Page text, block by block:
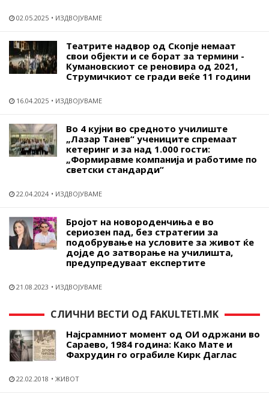
02.05.2025 ИЗДВОЈУВАМЕ
Театрите надвор од Скопје немаат
свои објекти и се борат за термини -
Кумановскиот се реновира од 2021,
Струмичкиот се гради веќе 11 години
16.04.2025 ИЗДВОЈУВАМЕ
Во 4 кујни во средното училиште
„Лазар Танев“ учениците спремаат
кетеринг и за над 1.000 гости:
„Формиравме компанија и работиме по
светски стандарди“
22.04.2024 ИЗДВОЈУВАМЕ
Бројот на новороденчиња е во
сериозен пад, без стратегии за
подобрување на условите за живот ќе
дојде до затворање на училишта,
предупредуваат експертите
21.08.2023 ИЗДВОЈУВАМЕ
СЛИЧНИ ВЕСТИ ОД FAKULTETI.MK
Најсрамниот момент од ОИ одржани во
Сараево, 1984 година: Како Мате и
Фахрудин го ограбиле Кирк Даглас
22.02.2018 ЖИВОТ